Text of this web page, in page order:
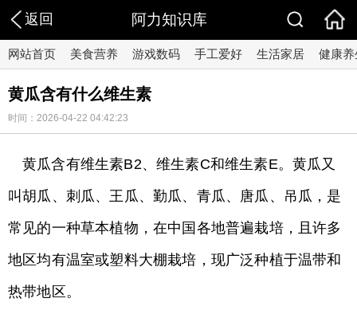
返回 阿力知识库
网站首页 美食营养 游戏数码 手工爱好 生活家居 健康养
黄瓜含有什么维生素
时间：2026-04-22 04:42:23
黄瓜含有维生素B2、维生素C和维生素E。黄瓜又
叫胡瓜、刺瓜、王瓜、勤瓜、青瓜、唐瓜、吊瓜，是
常见的一种草本植物，在中国各地普遍栽培，且许多
地区均有温室或塑料大棚栽培，现广泛种植于温带和
热带地区。